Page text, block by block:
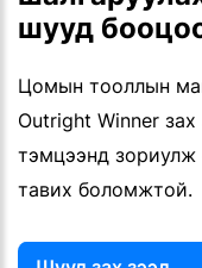
шууд
Цомын тооллын
Outright Winner
тэмцээнд
тавих боломжтой.